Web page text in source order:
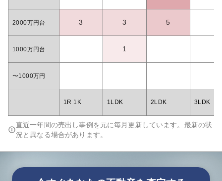
2000万円台 3 3 5
1000万円台 1
〜1000万円
1R 1K 1LDK 2LDK 3LDK
直近一年間の売出し事例を元に毎月更新しています。最新の状
況と異なる場合があります。